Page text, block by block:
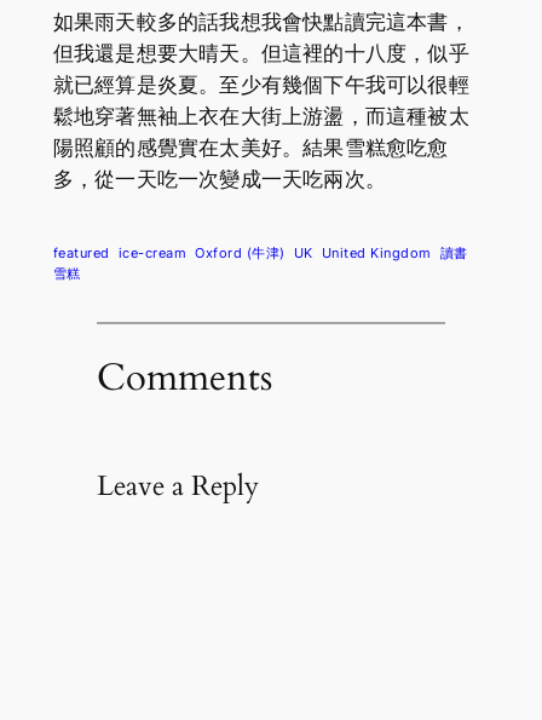
如果雨天較多的話我想我會快點讀完這本書，
但我還是想要大晴天。但這裡的十八度，似乎
就已經算是炎夏。至少有幾個下午我可以很輕
鬆地穿著無袖上衣在大街上游盪，而這種被太
陽照顧的感覺實在太美好。結果雪糕愈吃愈
多，從一天吃一次變成一天吃兩次。
featured ice-cream Oxford (牛津) UK United Kingdom
讀書
雪糕
Comments
Leave a Reply